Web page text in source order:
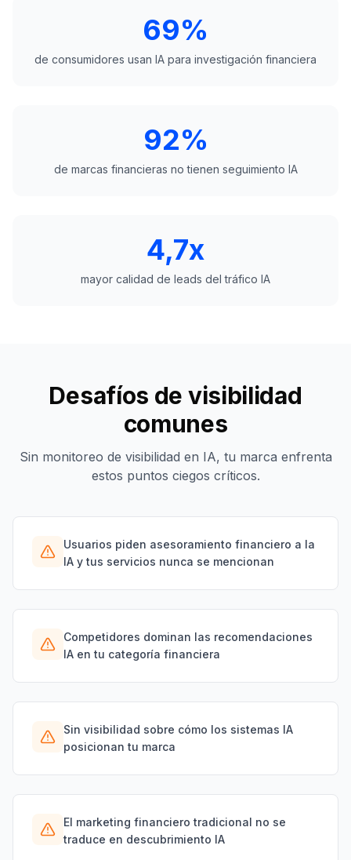
69%
de consumidores usan IA para investigación financiera
92%
de marcas financieras no tienen seguimiento IA
4,7x
mayor calidad de leads del tráfico IA
Desafíos de visibilidad
comunes
Sin monitoreo de visibilidad en IA, tu marca enfrenta
estos puntos ciegos críticos.
Usuarios piden asesoramiento financiero a la
IA y tus servicios nunca se mencionan
Competidores dominan las recomendaciones
IA en tu categoría financiera
Sin visibilidad sobre cómo los sistemas IA
posicionan tu marca
El marketing financiero tradicional no se
traduce en descubrimiento IA